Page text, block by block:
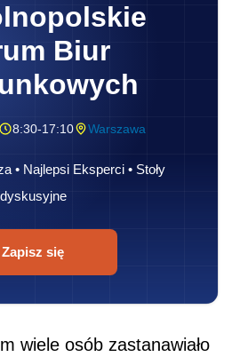
Biur
8:30-17:10 Warszawa
• Najlepsi Eksperci • Stoły
dyskusyjne
Zapisz się
wiele osób zastanawiało